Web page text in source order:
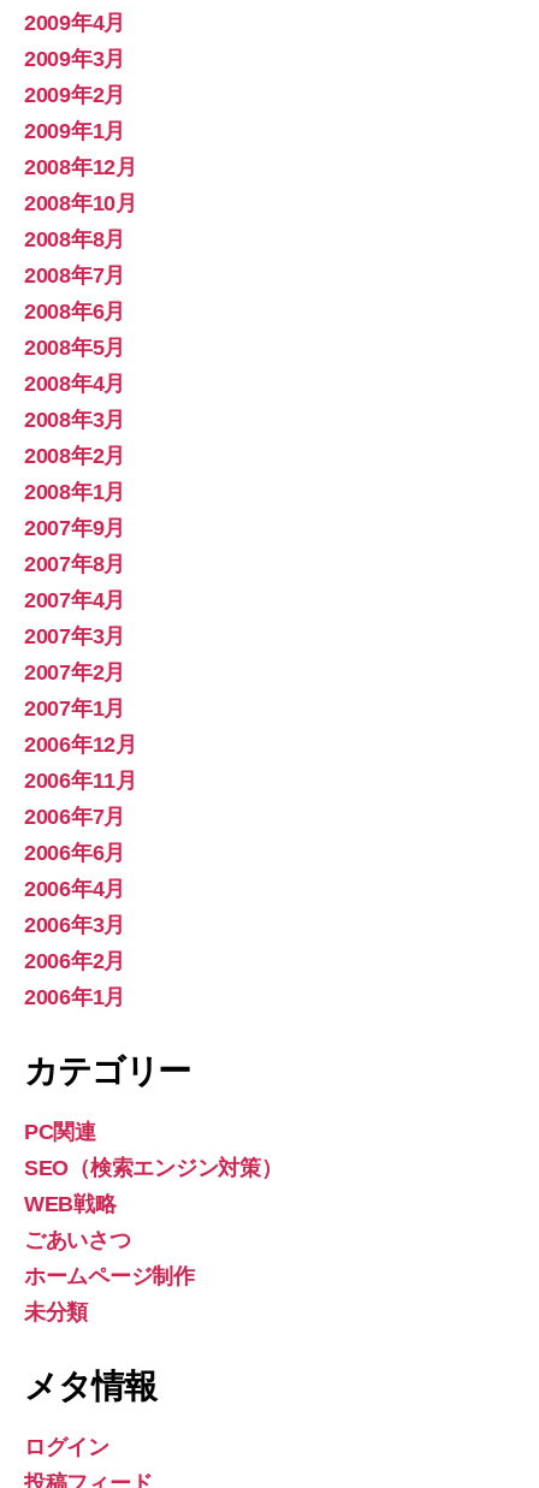
2009年4月
2009年3月
2009年2月
2009年1月
2008年12月
2008年10月
2008年8月
2008年7月
2008年6月
2008年5月
2008年4月
2008年3月
2008年2月
2008年1月
2007年9月
2007年8月
2007年4月
2007年3月
2007年2月
2007年1月
2006年12月
2006年11月
2006年7月
2006年6月
2006年4月
2006年3月
2006年2月
2006年1月
カテゴリー
PC関連
SEO（検索エンジン対策）
WEB戦略
ごあいさつ
ホームページ制作
未分類
メタ情報
ログイン
投稿フィード